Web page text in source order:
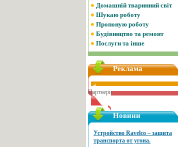
Домашній тваринний світ
Шукаю роботу
Пропоную роботу
Будівництво та ремонт
Послуги та інше
Реклама
Партнери
Новини
Устройство Ravelco – защита
транспорта от угона.